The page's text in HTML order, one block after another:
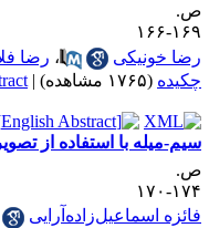
۱۶۶
خونیکی
،رضا
(۱۷۶۵ مشاهده) |
|
میله با استفاده از
۱۷۰
اسماعیل‌زاده‌آرایی